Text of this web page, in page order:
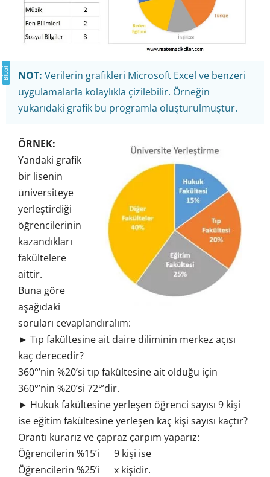
NOT: Verilerin grafikleri Microsoft Excel ve benzeri
uygulamalarla kolaylıkla çizilebilir. Örneğin
yukarıdaki grafik bu programla oluşturulmuştur.
ÖRNEK:
Yandaki grafik
bir lisenin
üniversiteye
yerleştirdiği
öğrencilerinin
kazandıkları
fakültelere
aittir.
Buna göre
aşağıdaki
soruları cevaplandıralım:
► Tıp fakültesine ait daire diliminin merkez açısı
kaç derecedir?
360°’nin %20’si tıp fakültesine ait olduğu için
360°’nin %20’si 72°’dir.
► Hukuk fakültesine yerleşen öğrenci sayısı 9 kişi
ise eğitim fakültesine yerleşen kaç kişi sayısı kaçtır?
Orantı kurarız ve çapraz çarpım yaparız:
Öğrencilerin %15’i 9 kişi ise
Öğrencilerin %25’i x kişidir.